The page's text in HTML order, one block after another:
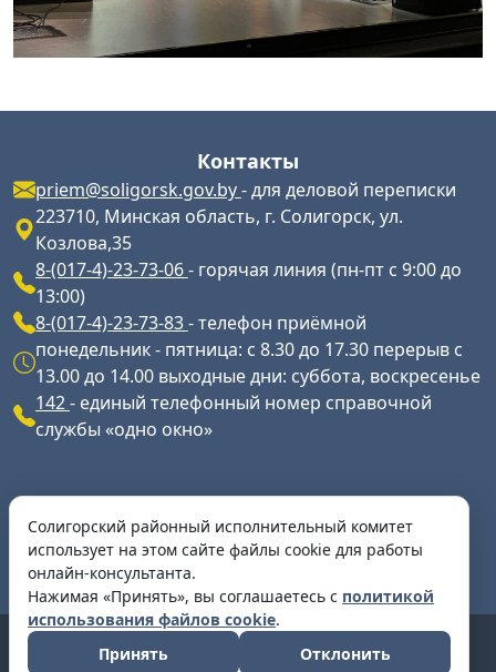
Контакты
priem@soligorsk.gov.by- для деловой переписки
223710, Минская область, г. Солигорск, ул.
Козлова,35
8-(017-4)-23-73-06- горячая линия (пн-пт с 9:00 до
13:00)
8-(017-4)-23-73-83- телефон приёмной
понедельник - пятница: с 8.30 до 17.30 перерыв с
13.00 до 14.00 выходные дни: суббота, воскресенье
142- единый телефонный номер справочной
службы «одно окно»
Разработка и сопровождение -УП
"Информационное агентство "Минская правда"
Copyright © 2026 | Солигорский районный
Солигорский районный исполнительный комитет
использует на этом сайте файлы cookie для работы
онлайн-консультанта.
Нажимая «Принять», вы соглашаетесь с политикой
использования файлов cookie.
Принять
Отклонить